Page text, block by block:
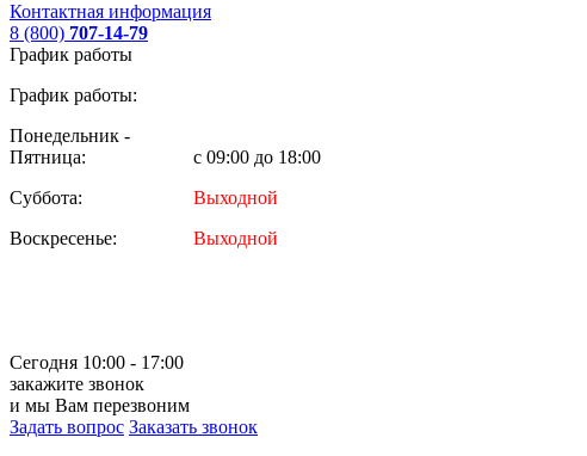
Контактная информация
8 (800) 707-14-79
График работы
График работы:
Понедельник -
Пятница:
с 09:00 до 18:00
Суббота:
Выходной
Воскресенье:
Выходной
Сегодня 10:00 - 17:00
закажите звонок
и мы Вам перезвоним
Задать вопрос Заказать звонок